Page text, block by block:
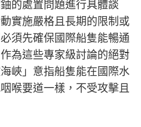
的處置問題進行具體談
實施嚴格且長期的限制或
須先確保國際船隻能暢通
為這些專家級討論的絕對
峽」意指船隻能在國際水
喉要道一樣，不受攻擊且